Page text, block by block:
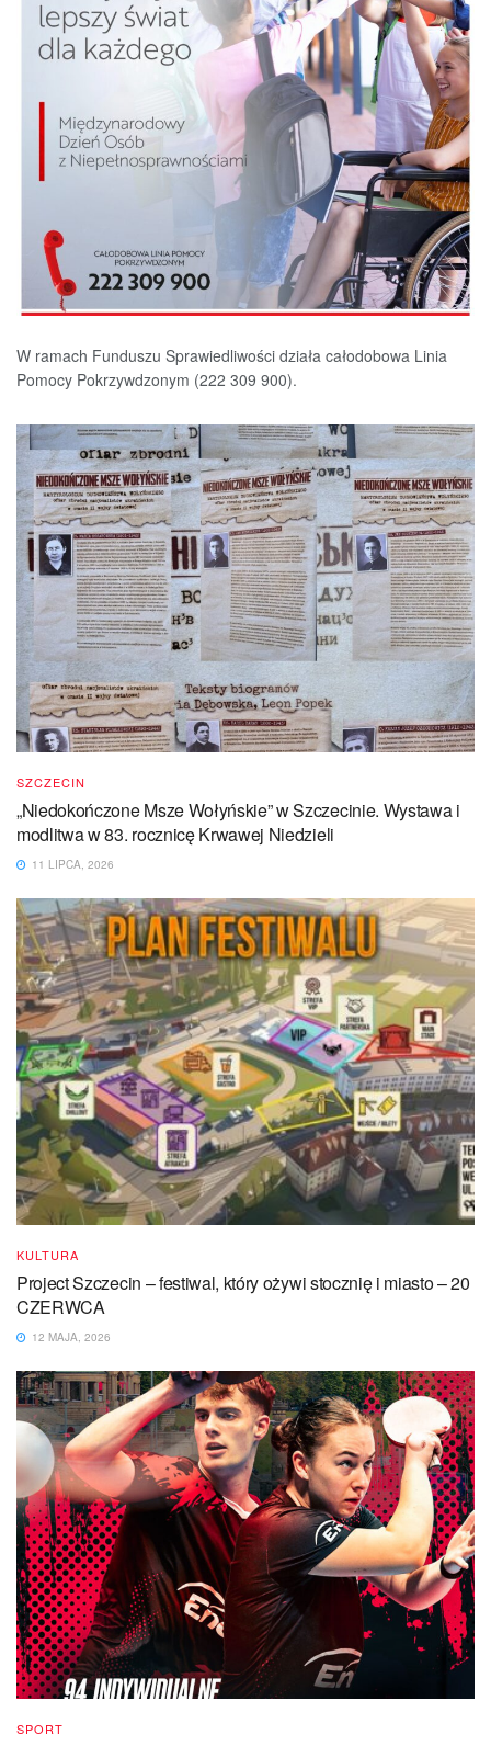
W ramach Funduszu Sprawiedliwości działa całodobowa Linia
Pomocy Pokrzywdzonym (222 309 900).
SZCZECIN
„Niedokończone Msze Wołyńskie” w Szczecinie. Wystawa i
modlitwa w 83. rocznicę Krwawej Niedzieli
11 LIPCA, 2026
KULTURA
Project Szczecin – festiwal, który ożywi stocznię i miasto – 20
CZERWCA
12 MAJA, 2026
SPORT